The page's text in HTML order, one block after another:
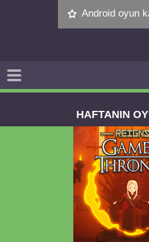
Android oyun
HAFTANIN